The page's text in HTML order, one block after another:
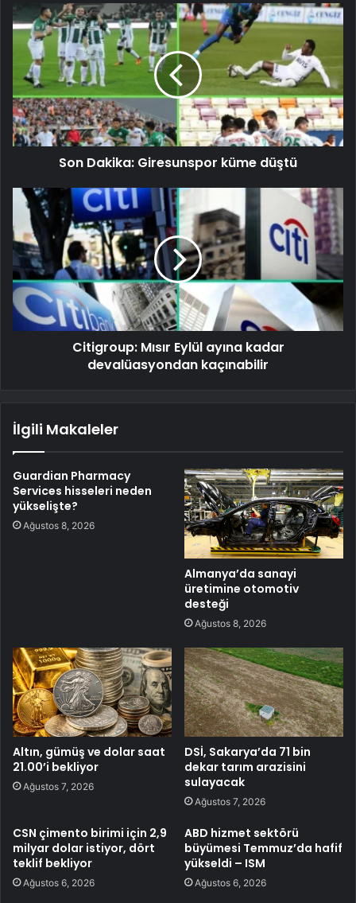
Son Dakika: Giresunspor küme düştü
Citigroup: Mısır Eylül ayına kadar
devalüasyondan kaçınabilir
İlgili Makaleler
Guardian Pharmacy
Services hisseleri neden
yükselişte?
Ağustos 8, 2026
Almanya’da sanayi
üretimine otomotiv
desteği
Ağustos 8, 2026
Altın, gümüş ve dolar saat
21.00’i bekliyor
Ağustos 7, 2026
DSİ, Sakarya’da 71 bin
dekar tarım arazisini
sulayacak
Ağustos 7, 2026
CSN çimento birimi için 2,9
milyar dolar istiyor, dört
teklif bekliyor
Ağustos 6, 2026
ABD hizmet sektörü
büyümesi Temmuz’da hafif
yükseldi – ISM
Ağustos 6, 2026